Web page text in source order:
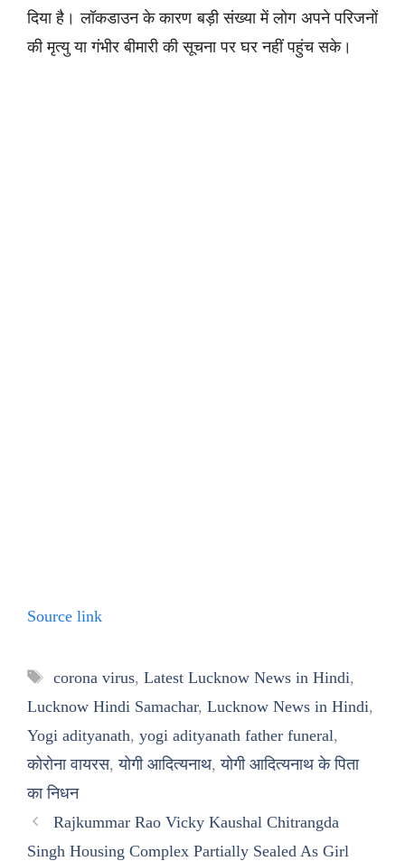
दिया है। लॉकडाउन के कारण बड़ी संख्या में लोग अपने परिजनों
की मृत्यु या गंभीर बीमारी की सूचना पर घर नहीं पहुंच सके।
Source link
Tags
corona virus, Latest Lucknow News in Hindi,
Lucknow Hindi Samachar, Lucknow News in Hindi,
Yogi adityanath, yogi adityanath father funeral,
कोरोना वायरस,योगी आदित्यनाथ,योगी आदित्यनाथ के पिता
का निधन
Rajkummar Rao Vicky Kaushal Chitrangda
Singh Housing Complex Partially Sealed As Girl